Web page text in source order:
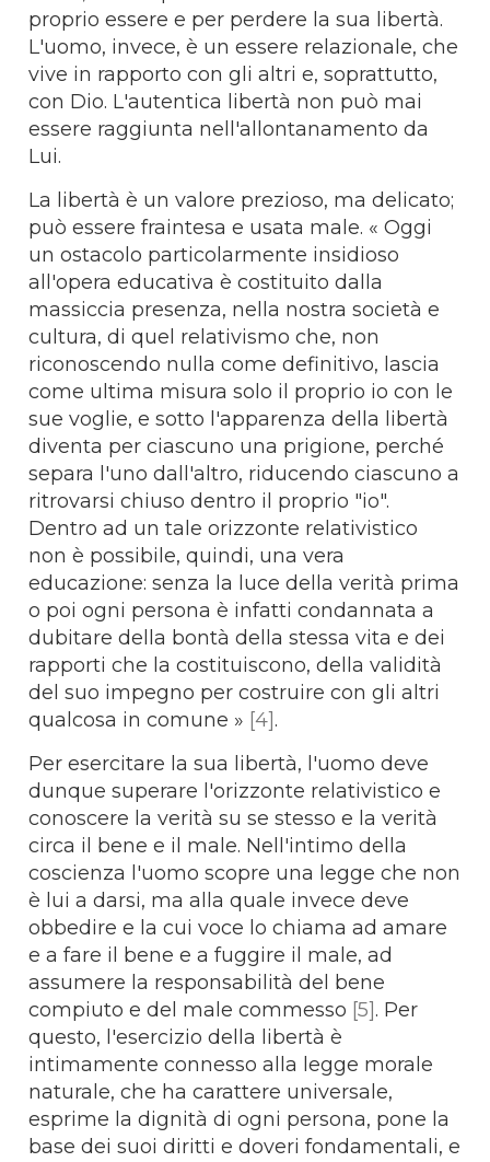
proprio essere e per perdere la sua libertà.
L'uomo, invece, è un essere relazionale, che
vive in rapporto con gli altri e, soprattutto,
con Dio. L'autentica libertà non può mai
essere raggiunta nell'allontanamento da
Lui.
La libertà è un valore prezioso, ma delicato;
può essere fraintesa e usata male. « Oggi
un ostacolo particolarmente insidioso
all'opera educativa è costituito dalla
massiccia presenza, nella nostra società e
cultura, di quel relativismo che, non
riconoscendo nulla come definitivo, lascia
come ultima misura solo il proprio io con le
sue voglie, e sotto l'apparenza della libertà
diventa per ciascuno una prigione, perché
separa l'uno dall'altro, riducendo ciascuno a
ritrovarsi chiuso dentro il proprio "io".
Dentro ad un tale orizzonte relativistico
non è possibile, quindi, una vera
educazione: senza la luce della verità prima
o poi ogni persona è infatti condannata a
dubitare della bontà della stessa vita e dei
rapporti che la costituiscono, della validità
del suo impegno per costruire con gli altri
qualcosa in comune » [4].
Per esercitare la sua libertà, l'uomo deve
dunque superare l'orizzonte relativistico e
conoscere la verità su se stesso e la verità
circa il bene e il male. Nell'intimo della
coscienza l'uomo scopre una legge che non
è lui a darsi, ma alla quale invece deve
obbedire e la cui voce lo chiama ad amare
e a fare il bene e a fuggire il male, ad
assumere la responsabilità del bene
compiuto e del male commesso [5]. Per
questo, l'esercizio della libertà è
intimamente connesso alla legge morale
naturale, che ha carattere universale,
esprime la dignità di ogni persona, pone la
base dei suoi diritti e doveri fondamentali, e